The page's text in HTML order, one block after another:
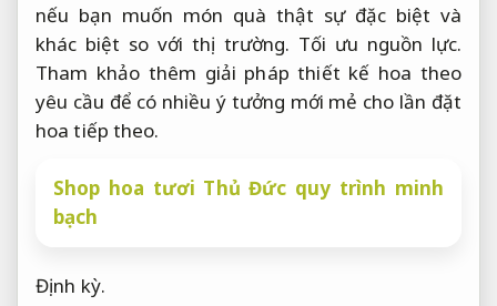
nếu bạn muốn món quà thật sự đặc biệt và
khác biệt so với thị trường. Tối ưu nguồn lực.
Tham khảo thêm giải pháp thiết kế hoa theo
yêu cầu để có nhiều ý tưởng mới mẻ cho lần đặt
hoa tiếp theo.
Shop hoa tươi Thủ Đức quy trình minh
bạch
Định kỳ.